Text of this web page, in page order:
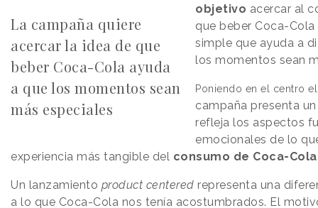
La campaña quiere
acercar la idea de que
beber Coca-Cola ayuda
a que los momentos sean
más especiales
objetivo acercar al
que beber Coca-
simple que ayuda a
los momentos sean
Poniendo en el centro
campaña presenta
refleja los aspectos
emocionales de lo
experiencia más tangible del consumo de Coca-
Un lanzamiento product centered representa una
a lo que Coca-Cola nos tenía acostumbrados. El